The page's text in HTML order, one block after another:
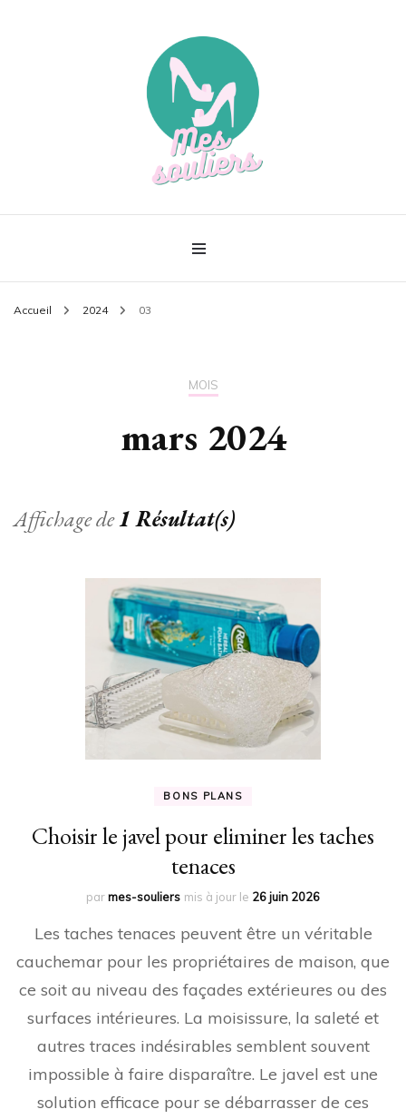
Mes souliers
Accueil 2024 03
MOIS
mars 2024
Affichage de1 Résultat(s)
BONS PLANS
Choisir le javel pour eliminer les taches
tenaces
parmes-souliers mis à jour le 26 juin 2026
Les taches tenaces peuvent être un véritable
cauchemar pour les propriétaires de maison, que
ce soit au niveau des façades extérieures ou des
surfaces intérieures. La moisissure, la saleté et
autres traces indésirables semblent souvent
impossible à faire disparaître. Le javel est une
solution efficace pour se débarrasser de ces